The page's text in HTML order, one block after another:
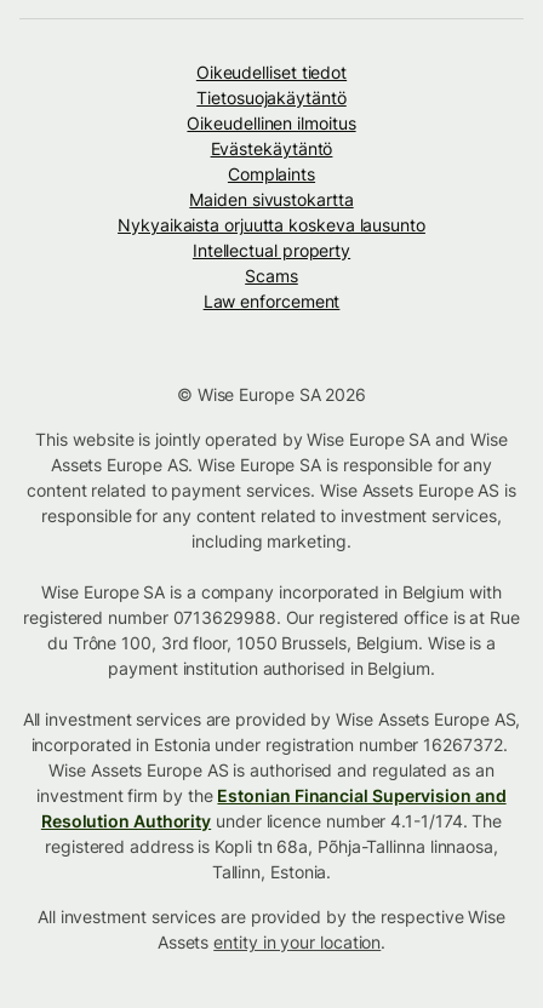
Oikeudelliset tiedot
Tietosuojakäytäntö
Oikeudellinen ilmoitus
Evästekäytäntö
Complaints
Maiden sivustokartta
Nykyaikaista orjuutta koskeva lausunto
Intellectual property
Scams
Law enforcement
© Wise Europe SA 2026
This website is jointly operated by Wise Europe SA and Wise
Assets Europe AS. Wise Europe SA is responsible for any
content related to payment services. Wise Assets Europe AS is
responsible for any content related to investment services,
including marketing.
Wise Europe SA is a company incorporated in Belgium with
registered number 0713629988. Our registered office is at Rue
du Trône 100, 3rd floor, 1050 Brussels, Belgium. Wise is a
payment institution authorised in Belgium.
All investment services are provided by Wise Assets Europe AS,
incorporated in Estonia under registration number 16267372.
Wise Assets Europe AS is authorised and regulated as an
investment firm by the Estonian Financial Supervision and
Resolution Authority under licence number 4.1-1/174. The
registered address is Kopli tn 68a, Põhja-Tallinna linnaosa,
Tallinn, Estonia.
All investment services are provided by the respective Wise
Assetsentity in your location.